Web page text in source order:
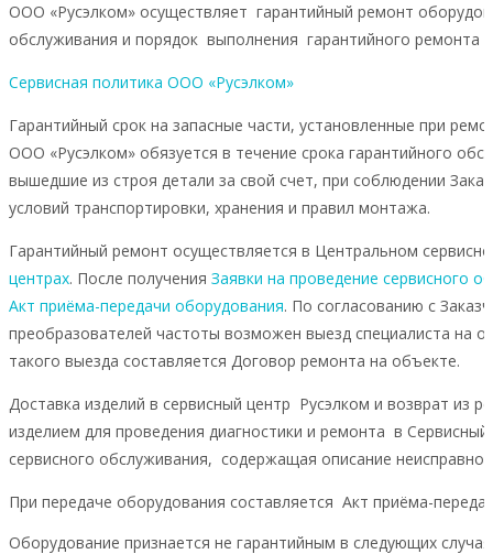
ООО «Русэлком» осуществляет гарантийный ремонт
обслуживания и порядок выполнения гарантийного ремонта
Сервисная политика ООО «Русэлком»
Гарантийный срок на запасные части, установленные при
ООО «Русэлком» обязуется в течение срока гарантийного
вышедшие из строя детали за свой счет, при соблюдении
условий транспортировки, хранения и правил монтажа.
Гарантийный ремонт осуществляется в Центральном
центрах. После получения Заявки на проведение сервисного
Акт приёма-передачи оборудования. По согласованию с
преобразователей частоты возможен выезд специалиста на
такого выезда составляется Договор ремонта на объекте.
Доставка изделий в сервисный центр Русэлком и возврат из
изделием для проведения диагностики и ремонта в
сервисного обслуживания, содержащая описание
При передаче оборудования составляется Акт приёма-
Оборудование признается не гарантийным в следующих